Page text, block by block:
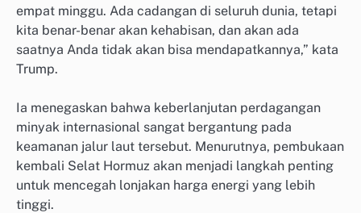
empat minggu. Ada cadangan di seluruh dunia, tetapi
kita benar-benar akan kehabisan, dan akan ada
saatnya Anda tidak akan bisa mendapatkannya,” kata
Trump.
Ia menegaskan bahwa keberlanjutan perdagangan
minyak internasional sangat bergantung pada
keamanan jalur laut tersebut. Menurutnya, pembukaan
kembali Selat Hormuz akan menjadi langkah penting
untuk mencegah lonjakan harga energi yang lebih
tinggi.